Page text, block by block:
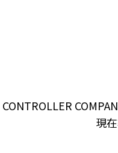
CONTROLLER
現